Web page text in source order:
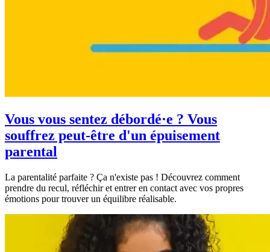
Vous vous sentez débordé·e ? Vous
souffrez peut-être d'un épuisement
parental
La parentalité parfaite ? Ça n'existe pas ! Découvrez comment
prendre du recul, réfléchir et entrer en contact avec vos propres
émotions pour trouver un équilibre réalisable.